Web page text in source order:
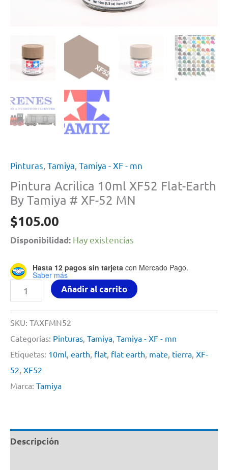
Pinturas, Tamiya, Tamiya - XF - mn
Pintura Acrilica 10ml XF52 Flat-Earth
By Tamiya # XF-52 MN
$105.00
Disponibilidad: Hay existencias
Hasta 12 pagos sin tarjeta con Mercado Pago.
Saber más
Pintura
Acrilica
10ml
XF52
Flat-
Earth
By
XF-
52
Añadir al carrito
SKU: TAXFMN52
Categorías: Pinturas, Tamiya, Tamiya - XF - mn
Etiquetas: 10ml, earth, flat, flat earth, mate, tierra, XF-
52, XF52
Marca: Tamiya
Descripción